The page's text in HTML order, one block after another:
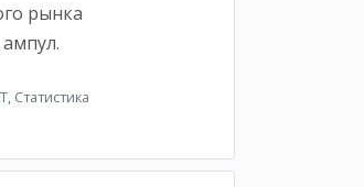
рынка
Статистика